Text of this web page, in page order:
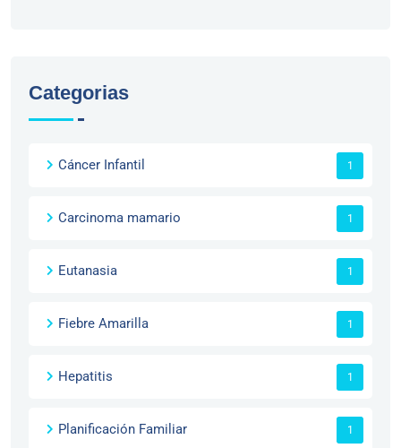
Categorias
Cáncer Infantil 1
Carcinoma mamario 1
Eutanasia 1
Fiebre Amarilla 1
Hepatitis 1
Planificación Familiar 1